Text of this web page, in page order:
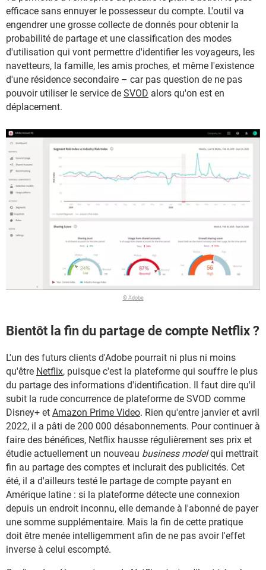
efficace sans ennuyer le possesseur du compte. L'outil va
engendrer une grosse collecte de donnés pour obtenirla
probabilité de partage et une classification des modes
d'utilisation qui vont permettre d'identifier les voyageurs, les
navetteurs, la famille, les amis proches, et même l'existence
d'une résidence secondaire – car pas question de ne pas
pouvoir utiliser le service de SVOD alors qu'on est en
déplacement.
© Adobe
Bientôt la fin du partage de compte Netflix ?
L'un des futurs clients d'Adobe pourrait ni plus ni moins
qu'être Netflix, puisque c'est la plateforme qui souffre le plus
du partage des informations d'identification. Il faut dire qu'il
subit la rude concurrence de plateforme de SVOD comme
Disney+ et Amazon Prime Video. Rien qu'entre janvier et avril
2022, il a pâti de 200 000 désabonnements. Pour continuer à
faire des bénéfices, Netflix hausse régulièrement ses prix et
étudie actuellement un nouveau business modelqui mettrait
fin au partage des comptes et inclurait des publicités. Cet
été, il a d'ailleurs testé le partage de compte payant en
Amérique latine : si la plateforme détecte une connexion
depuis un endroit inconnu, elle demande à l'abonné de payer
une somme supplémentaire. Mais la fin de cette pratique
doit être menée intelligemment afin de ne pas avoir l'effet
inverse à celui escompté.